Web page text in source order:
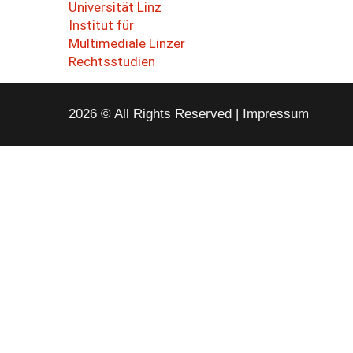
2026 © All Rights Reserved Impressum